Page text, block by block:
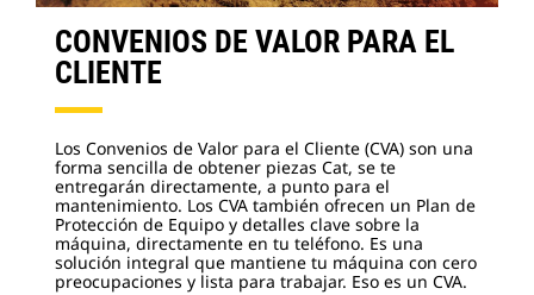
CONVENIOS DE VALOR PARA EL
CLIENTE
Los Convenios de Valor para el Cliente (CVA) son una
forma sencilla de obtener piezas Cat, se te
entregarán directamente, a punto para el
mantenimiento. Los CVA también ofrecen un Plan de
Protección de Equipo y detalles clave sobre la
máquina, directamente en tu teléfono. Es una
solución integral que mantiene tu máquina con cero
preocupaciones y lista para trabajar. Eso es un CVA.